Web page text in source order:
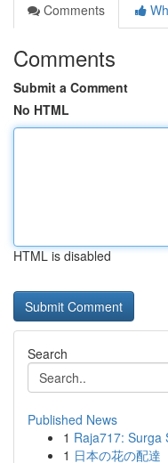
Comments
Comments
Submit a Comment
No HTML
HTML is disabled
Search
Published News
1 Raja717: Surga
1 日本の花の配達